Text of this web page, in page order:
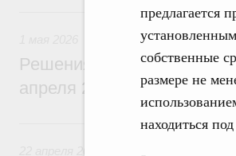
предлагается
собственные
размере не
находиться
1
Решения, принятые на
апреля 2026 года
22